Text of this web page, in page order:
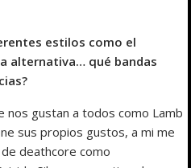
estilos como el
alternativa… qué bandas
nos gustan a todos como Lamb
sus propios gustos, a mi me
deathcore como